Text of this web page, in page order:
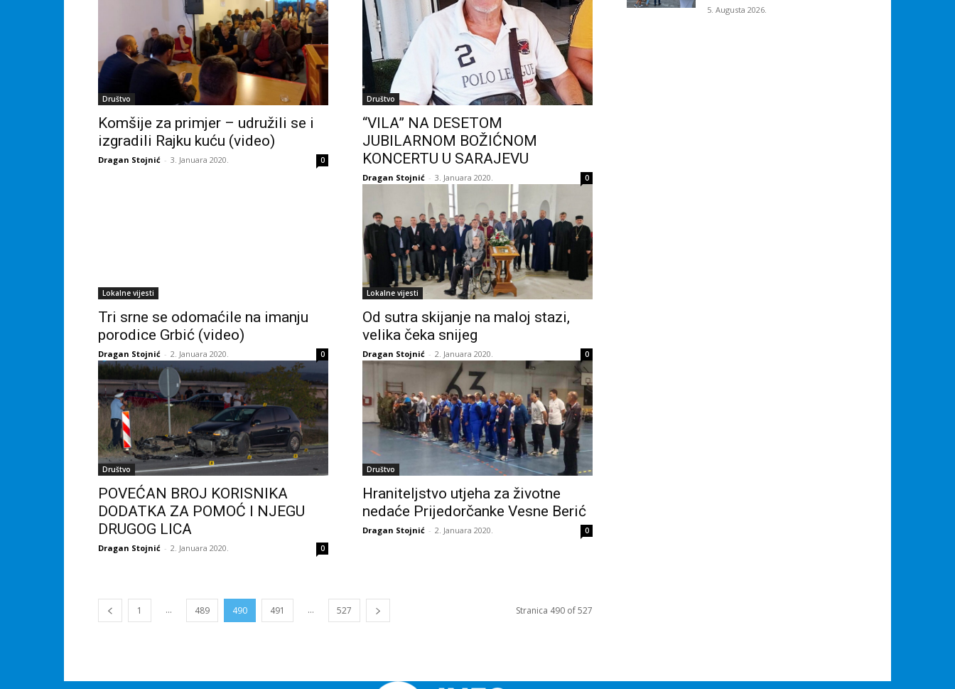
Društvo
Komšije za primjer – udružili se i
izgradili Rajku kuću (video)
Dragan Stojnić - 3. Januara 2020. 0
Društvo
“VILA” NA DESETOM
JUBILARNOM BOŽIĆNOM
KONCERTU U SARAJEVU
Dragan Stojnić - 3. Januara 2020. 0
Lokalne vijesti
Tri srne se odomaćile na imanju
porodice Grbić (video)
Dragan Stojnić - 2. Januara 2020. 0
Lokalne vijesti
Od sutra skijanje na maloj stazi,
velika čeka snijeg
Dragan Stojnić - 2. Januara 2020. 0
Društvo
POVEĆAN BROJ KORISNIKA
DODATKA ZA POMOĆ I NJEGU
DRUGOG LICA
Dragan Stojnić - 2. Januara 2020. 0
Društvo
Hraniteljstvo utjeha za životne
nedaće Prijedorčanke Vesne Berić
Dragan Stojnić - 2. Januara 2020. 0
1 ... 489 490 491 ... 527 Stranica 490 of 527
5. Augusta 2026.